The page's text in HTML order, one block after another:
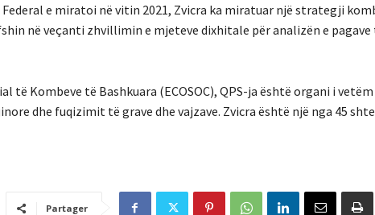
e miratoi në vitin 2021, Zvicra ka miratuar një strategji
në veçanti zhvillimin e mjeteve dixhitale për analizën e
të Kombeve të Bashkuara (ECOSOC), QPS-ja është organi i
dhe fuqizimit të grave dhe vajzave. Zvicra është një nga 45
Partager